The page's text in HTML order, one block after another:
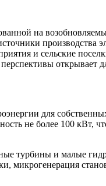
на
производства
и сельские
открывает
для
не более 100 кВт,
и малые
микрогенерация